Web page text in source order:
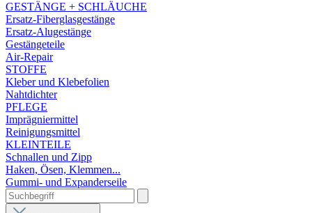
GESTÄNGE + SCHLÄUCHE
Ersatz-Fiberglasgestänge
Ersatz-Alugestänge
Gestängeteile
Air-Repair
STOFFE
Kleber und Klebefolien
Nahtdichter
PFLEGE
Imprägniermittel
Reinigungsmittel
KLEINTEILE
Schnallen und Zipp
Haken, Ösen, Klemmen...
Gummi- und Expanderseile